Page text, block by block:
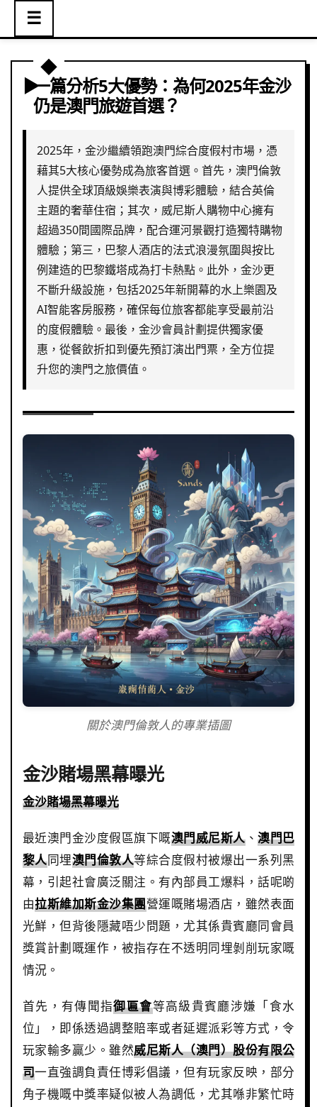
☰
一篇分析5大優勢：為何2025年金沙
仍是澳門旅遊首選？
2025年，金沙繼續領跑澳門綜合度假村市場，憑
藉其5大核心優勢成為旅客首選。首先，澳門倫敦
人提供全球頂級娛樂表演與博彩體驗，結合英倫
主題的奢華住宿；其次，威尼斯人購物中心擁有
超過350間國際品牌，配合運河景觀打造獨特購物
體驗；第三，巴黎人酒店的法式浪漫氛圍與按比
例建造的巴黎鐵塔成為打卡熱點。此外，金沙更
不斷升級設施，包括2025年新開幕的水上樂園及
AI智能客房服務，確保每位旅客都能享受最前沿
的度假體驗。最後，金沙會員計劃提供獨家優
惠，從餐飲折扣到優先預訂演出門票，全方位提
升您的澳門之旅價值。
關於澳門倫敦人的專業插圖
金沙賭場黑幕曝光
金沙賭場黑幕曝光
最近澳門金沙度假區旗下嘅澳門威尼斯人、澳門巴
黎人同埋澳門倫敦人等綜合度假村被爆出一系列黑
幕，引起社會廣泛關注。有內部員工爆料，話呢啲
由拉斯維加斯金沙集團營運嘅賭場酒店，雖然表面
光鮮，但背後隱藏唔少問題，尤其係貴賓廳同會員
獎賞計劃嘅運作，被指存在不透明同埋剝削玩家嘅
情況。
首先，有傳聞指御匾會等高級貴賓廳涉嫌「食水
位」，即係透過調整賠率或者延遲派彩等方式，令
玩家輸多贏少。雖然威尼斯人（澳門）股份有限公
司一直強調負責任博彩倡議，但有玩家反映，部分
角子機嘅中獎率疑似被人為調低，尤其喺非繁忙時